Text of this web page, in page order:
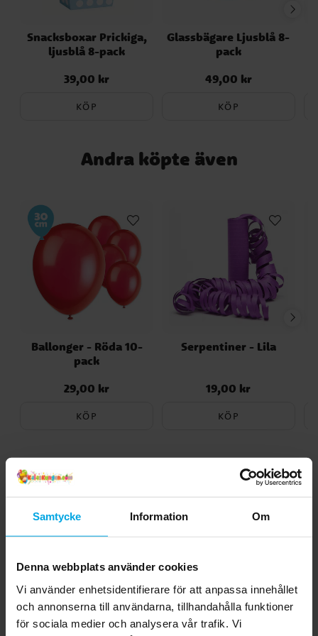
Samtycke Information Om
Denna webbplats använder cookies
Vi använder enhetsidentifierare för att anpassa innehållet
och annonserna till användarna, tillhandahålla funktioner
för sociala medier och analysera vår trafik. Vi
Snacksboxar Prickiga,
ljusblå 8-pack
Pris:39,00 kr
39,00 kr
KÖP
Glassbägare Ljusblå 8-
pack
Pris:49,00 kr
49,00 kr
KÖP
Andra köpte även
Ballonger - Röda 10-
pack
Pris: 29,00 kr
29,00 kr
KÖP
Serpentiner - Lila
Pris: 19,00 kr
19,00 kr
KÖP
4.6
7 betyg
3 ☆
☆
EB
Emma B